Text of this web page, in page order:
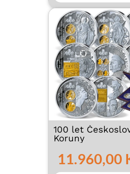
100 let
Koruny
11.960,00